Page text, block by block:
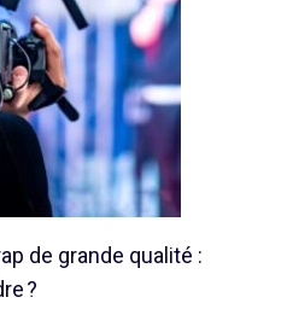
de grande qualité :
?